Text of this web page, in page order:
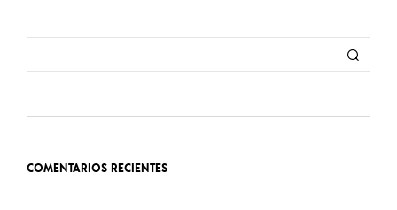
COMENTARIOS RECIENTES